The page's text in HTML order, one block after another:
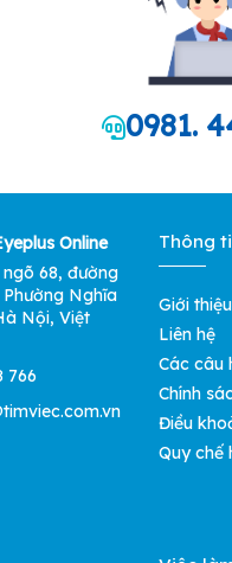
0981.
Online
ngõ 68, đường
Nghĩa
Nội, Việt
766
Thông
Giới thiệu
Liên hệ
Các câu
Chính
Điều
Quy chế